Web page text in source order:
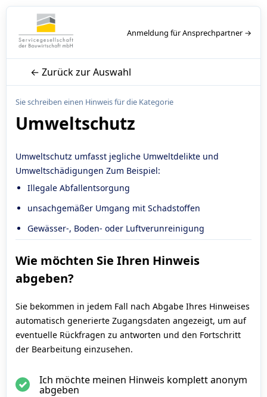
Anmeldung für Ansprechpartner →
← Zurück zur Auswahl
Sie schreiben einen Hinweis für die Kategorie
Umweltschutz
Umweltschutz umfasst jegliche Umweltdelikte und
Umweltschädigungen Zum Beispiel:
Illegale Abfallentsorgung
unsachgemäßer Umgang mit Schadstoffen
Gewässer-, Boden- oder Luftverunreinigung
Wie möchten Sie Ihren Hinweis
abgeben?
Sie bekommen in jedem Fall nach Abgabe Ihres Hinweises
automatisch generierte Zugangsdaten angezeigt, um auf
eventuelle Rückfragen zu antworten und den Fortschritt
der Bearbeitung einzusehen.
Ich möchte meinen Hinweis komplett anonym
abgeben